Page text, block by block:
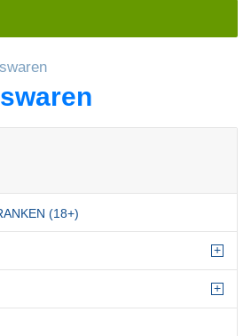
(18+)
+
+